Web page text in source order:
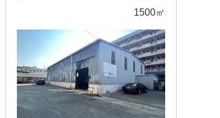
1500㎡